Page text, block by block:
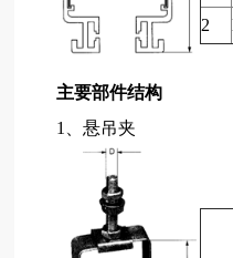
2
主要部件结构
1、悬吊夹